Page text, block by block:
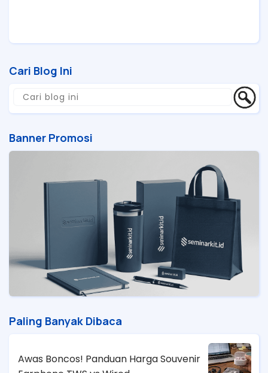
Cari Blog Ini
Banner Promosi
Paling Banyak Dibaca
Awas Boncos! Panduan Harga Souvenir